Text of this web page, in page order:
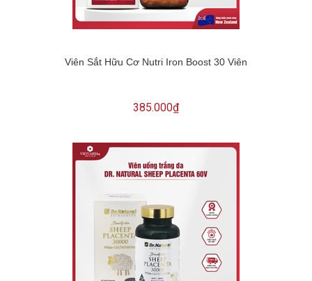
Viên Sắt Hữu Cơ Nutri Iron Boost 30 Viên
385.000₫